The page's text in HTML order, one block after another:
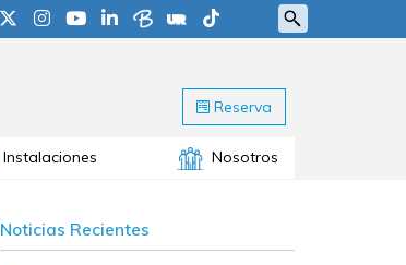
Reserva
Instalaciones Nosotros
Noticias Recientes